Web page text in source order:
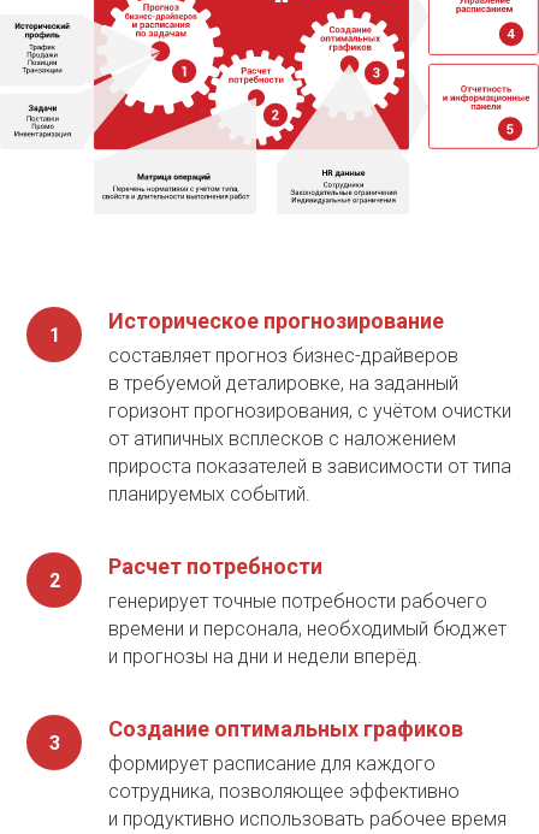
Историческое прогнозирование
составляет прогноз бизнес-драйверов
в требуемой деталировке, на заданный
горизонт прогнозирования, с учётом очистки
от атипичных всплесков с наложением
прироста показателей в зависимости от типа
планируемых событий.
Расчет потребности
генерирует точные потребности рабочего
времени и персонала, необходимый бюджет
и прогнозы на дни и недели вперёд.
Создание оптимальных графиков
формирует расписание для каждого
сотрудника, позволяющее эффективно
и продуктивно использовать рабочее время